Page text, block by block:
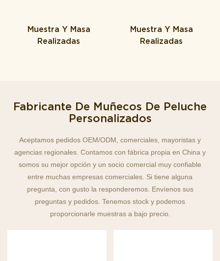
Muestra Y Masa
Realizadas
Muestra Y Masa
Realizadas
Fabricante De Muñecos De Peluche
Personalizados
Aceptamos pedidos OEM/ODM, comerciales, mayoristas y
agencias regionales. Contamos con fábrica propia en China y
somos su mejor opción y un socio comercial muy confiable
entre muchas empresas comerciales. Si tiene alguna
pregunta, con gusto la responderemos. Envíenos sus
preguntas y pedidos. Tenemos stock y podemos
proporcionarle muestras a bajo precio.